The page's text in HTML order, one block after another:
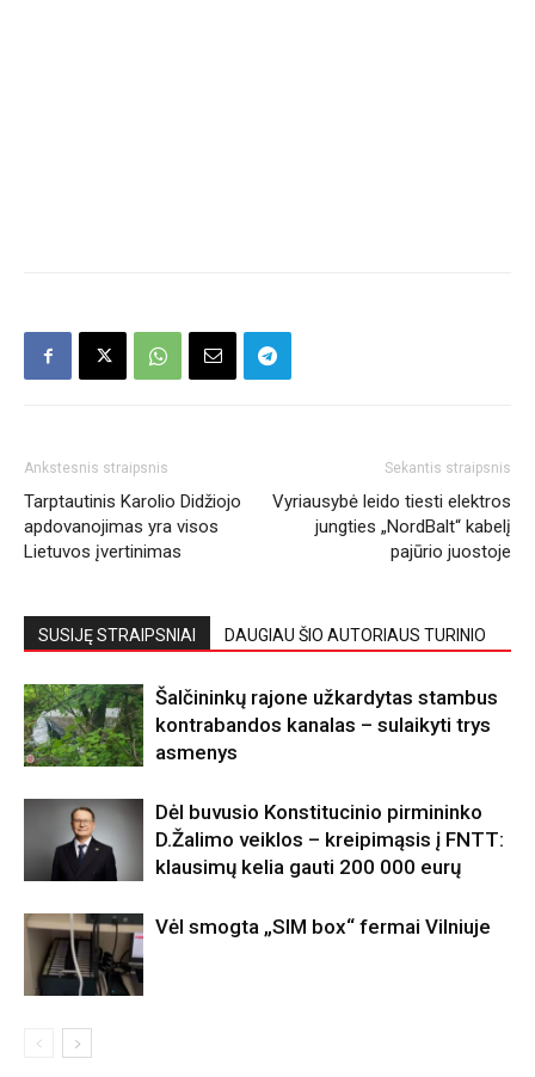
Ankstesnis straipsnis
Tarptautinis Karolio Didžiojo
apdovanojimas yra visos
Lietuvos įvertinimas
Sekantis straipsnis
Vyriausybė leido tiesti elektros
jungties „NordBalt“ kabelį
pajūrio juostoje
SUSIJĘ STRAIPSNIAI DAUGIAU ŠIO AUTORIAUS TURINIO
Šalčininkų rajone užkardytas stambus
kontrabandos kanalas – sulaikyti trys
asmenys
Dėl buvusio Konstitucinio pirmininko
D.Žalimo veiklos – kreipimąsis į FNTT:
klausimų kelia gauti 200 000 eurų
Vėl smogta „SIM box“ fermai Vilniuje